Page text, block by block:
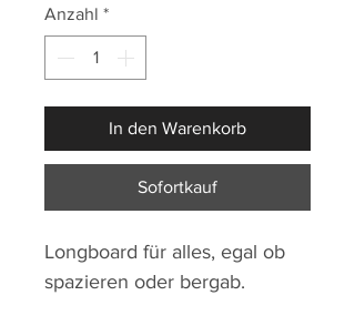
Anzahl *
In den Warenkorb
Sofortkauf
Longboard für alles, egal ob
spazieren oder bergab.